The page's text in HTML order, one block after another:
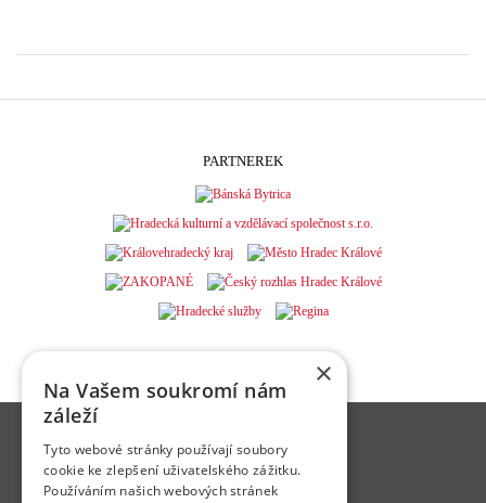
PARTNEREK
Hradecká kulturní a vzdělávací společnost s.r.o.
Československé armády 300/22
500 03 Hradec Králové
Email:zdena.liskova@adalbertinum.cz
×
Na Vašem soukromí nám
záleží
Tyto webové stránky používají soubory
cookie ke zlepšení uživatelského zážitku.
Používáním našich webových stránek